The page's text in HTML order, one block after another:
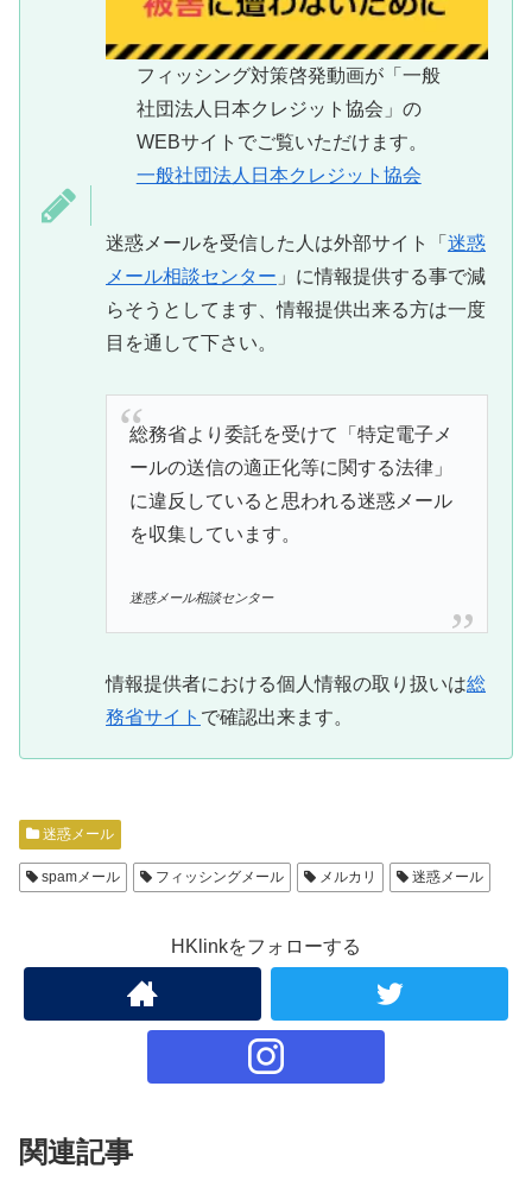
フィッシング対策啓発動画が「一般
社団法人日本クレジット協会」の
WEBサイトでご覧いただけます。
一般社団法人日本クレジット協会
迷惑メールを受信した人は外部サイト「 迷惑
メール相談センター 」に情報提供する事で減
らそうとしてます、情報提供出来る方は一度
目を通して下さい。
総務省より委託を受けて「特定電子メ
ールの送信の適正化等に関する法律」
に違反していると思われる迷惑メール
を収集しています。
迷惑メール相談センター
情報提供者における個人情報の取り扱いは総
務省サイト で確認出来ます。
迷惑メール
spamメール フィッシングメール メルカリ 迷惑メール
HKlinkをフォローする
関連記事